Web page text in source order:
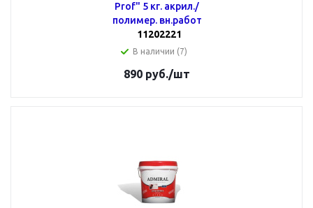
Prof" 5 кг. акрил./
полимер. вн.работ
11202221
В наличии (7)
890 руб./шт